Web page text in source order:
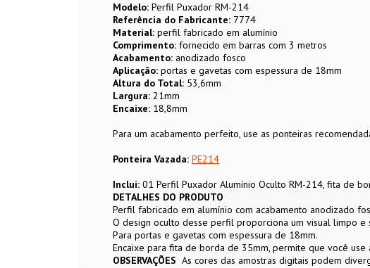
Modelo: Perfil Puxador RM-214
Referência do Fabricante: 7774
Material: perfil fabricado em alumínio
Comprimento: fornecido em barras com 3 metros
Acabamento: anodizado fosco
Aplicação: portas e gavetas com espessura de 18mm
Altura do Total: 53,6mm
Largura: 21mm
Encaixe: 18,8mm
Para um acabamento perfeito, use as ponteiras
Ponteira Vazada: PE214
Inclui: 01 Perfil Puxador Alumínio Oculto RM-214, fita de
DETALHES DO PRODUTO
Perfil fabricado em alumínio com acabamento anodizado
O design oculto desse perfil proporciona um visual limpo e
Para portas e gavetas com espessura de 18mm.
Encaixe para fita de borda de 35mm, permite que você
OBSERVAÇÕES As cores das amostras digitais podem